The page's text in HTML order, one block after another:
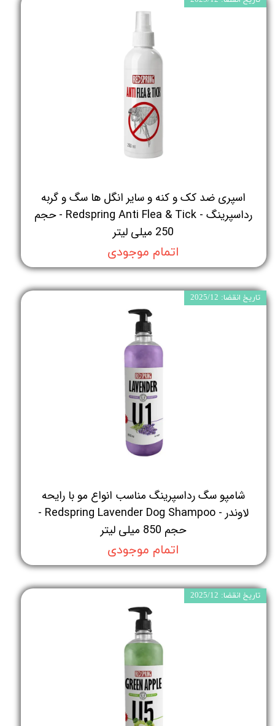
اسپری ضد کک و کنه و سایر انگل ها سگ و گربه
رداسپرینگ - Redspring Anti Flea & Tick - حجم
250 میلی لیتر
اتمام موجودی
شامپو سگ رداسپرینگ مناسب انواع مو با رایحه
لاوندر - Redspring Lavender Dog Shampoo -
حجم 850 میلی لیتر
اتمام موجودی
تاریخ انقضا: 2025/12
تاریخ انقضا: 2025/12